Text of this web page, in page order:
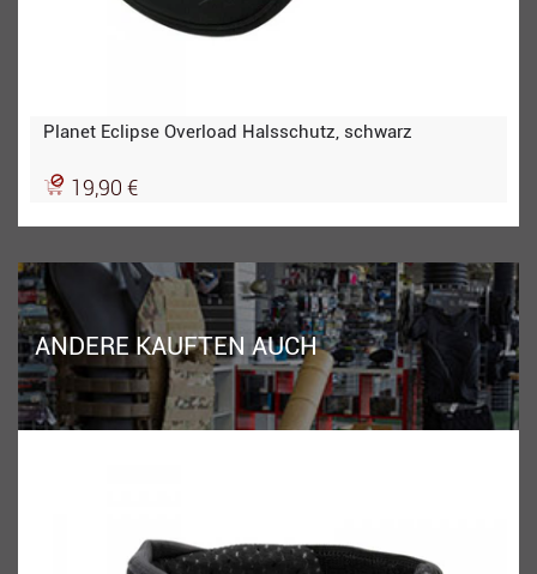
Planet Eclipse Overload Halsschutz, schwarz
19,90 €
ANDERE KAUFTEN AUCH